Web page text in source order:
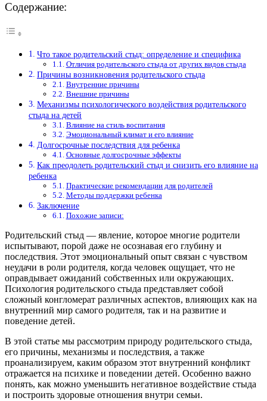
Содержание:
Что такое родительский стыд: определение и специфика
Отличия родительского стыда от других видов стыда
Причины возникновения родительского стыда
Внутренние причины
Внешние причины
Механизмы психологического воздействия родительского
стыда на детей
Влияние на стиль воспитания
Эмоциональный климат и его влияние
Долгосрочные последствия для ребенка
Основные долгосрочные эффекты
Как преодолеть родительский стыд и снизить его влияние на
ребенка
Практические рекомендации для родителей
Методы поддержки ребенка
Заключение
Похожие записи:
Родительский стыд — явление, которое многие родители
испытывают, порой даже не осознавая его глубину и
последствия. Этот эмоциональный опыт связан с чувством
неудачи в роли родителя, когда человек ощущает, что не
оправдывает ожиданий собственных или окружающих.
Психология родительского стыда представляет собой
сложный конгломерат различных аспектов, влияющих как на
внутренний мир самого родителя, так и на развитие и
поведение детей.
В этой статье мы рассмотрим природу родительского стыда,
его причины, механизмы и последствия, а также
проанализируем, каким образом этот внутренний конфликт
отражается на психике и поведении детей. Особенно важно
понять, как можно уменьшить негативное воздействие стыда
и построить здоровые отношения внутри семьи.